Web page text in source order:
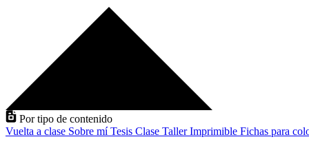
Por tipo de contenido
Vuelta a clase Sobre míTesis Clase TallerImprimible Fichas para